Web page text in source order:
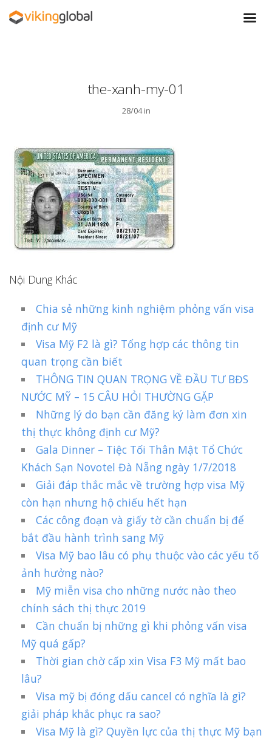
the-xanh-my-01
28/04 in
Nội Dung Khác
Chia sẻ những kinh nghiệm phỏng vấn visa
định cư Mỹ
Visa Mỹ F2 là gì? Tổng hợp các thông tin
quan trọng cần biết
THÔNG TIN QUAN TRỌNG VỀ ĐẦU TƯ BĐS
NƯỚC MỸ – 15 CÂU HỎI THƯỜNG GẶP
Những lý do bạn cần đăng ký làm đơn xin
thị thực không định cư Mỹ?
Gala Dinner – Tiệc Tối Thân Mật Tổ Chức
Khách Sạn Novotel Đà Nẵng ngày 1/7/2018
Giải đáp thắc mắc về trường hợp visa Mỹ
còn hạn nhưng hộ chiếu hết hạn
Các công đoạn và giấy tờ cần chuẩn bị để
bắt đầu hành trình sang Mỹ
Visa Mỹ bao lâu có phụ thuộc vào các yếu tố
ảnh hưởng nào?
Mỹ miễn visa cho những nước nào theo
chính sách thị thực 2019
Cần chuẩn bị những gì khi phỏng vấn visa
Mỹ quá gấp?
Thời gian chờ cấp xin Visa F3 Mỹ mất bao
lâu?
Visa mỹ bị đóng dấu cancel có nghĩa là gì?
giải pháp khắc phục ra sao?
Visa Mỹ là gì? Quyền lực của thị thực Mỹ bạn